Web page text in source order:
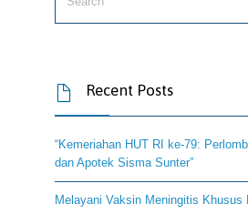
 Recent Posts
“Kemeriahan HUT RI ke-79:
dan Apotek Sisma Sunter”
Melayani Vaksin Meningitis Khusus